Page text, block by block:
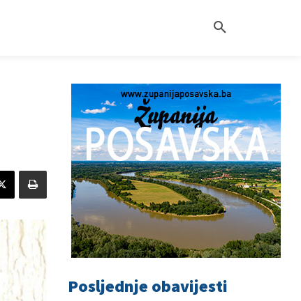
Posljednje obavijesti